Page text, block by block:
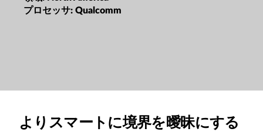
プロセッサ: Qualcomm
よりスマートに境界を曖昧にする